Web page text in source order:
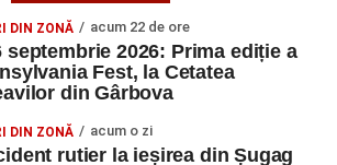
din Sebeș
de ani, transportată în stare gravă la
ce a fost lovită de o motocicletă pe
DIN ZONĂ acum 22 de ore
septembrie 2026: Prima ediție a
Fest, la Cetatea
din Gârbova
DIN ZONĂ acum o zi
rutier la ieșirea din Șugag